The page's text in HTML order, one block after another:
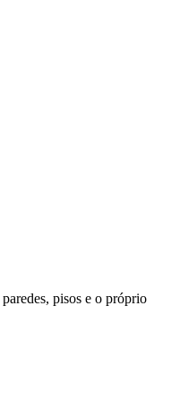
pisos e o próprio